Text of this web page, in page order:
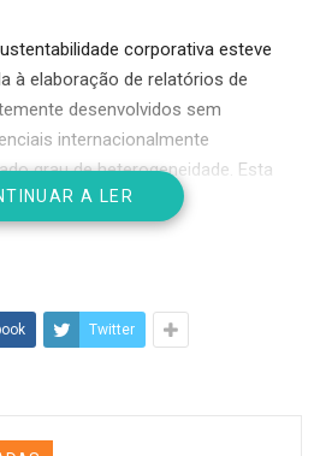
corporativa esteve
à elaboração de relatórios de
desenvolvidos sem
internacionalmente
grau de heterogeneidade. Esta
pouco comparáveis,
casos, mais orientadas para a
da intervenção da União
A LER
Twitter